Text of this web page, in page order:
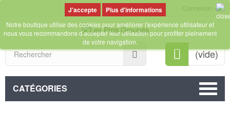
Connexion
Rechercher (vide)
CATÉGORIES
Plus d'informations
Notre boutique utilise des cookies pour améliorer l'expérience utilisateur et
nous vous recommandons d'accepter leur utilisation pour profiter pleinement
de votre navigation.